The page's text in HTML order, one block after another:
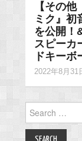
【その
ミク』初
を公開！
スピーカ
ドキーボ
2022年8月31
Search
for: